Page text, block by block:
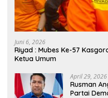
Juni 6, 2026
Riyad : Mubes Ke-57
Ketua Umum
April 29, 2026
Rusman
Partai